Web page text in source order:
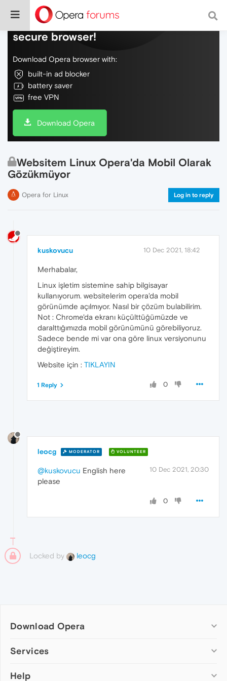
Do more on the web, with a fast and
secure browser!
Download Opera browser with:
built-in ad blocker
battery saver
free VPN
Download Opera
Websitem Linux Opera'da Mobil Olarak
Gözükmüyor
Opera for Linux Log in to reply
kuskovucu 10 Dec 2021, 18:42
Merhabalar,
Linux işletim sistemine sahip bilgisayar
kullanıyorum. websitelerim opera'da mobil
görünümde açılmıyor. Nasıl bir çözüm bulabilirim.
Not : Chrome'da ekranı küçülttüğümüzde ve
daralttığımızda mobil görünümünü görebiliyoruz.
Sadece bende mi var ona göre linux versiyonunu
değiştireyim.
Website için : TIKLAYIN
0
1 Reply
leocg MODERATOR VOLUNTEER
10 Dec 2021, 20:30
@kuskovucu English here
please
0
Locked by leocg
Download Opera
Computer browsers
Opera for Mac
Services
Add-ons
Help